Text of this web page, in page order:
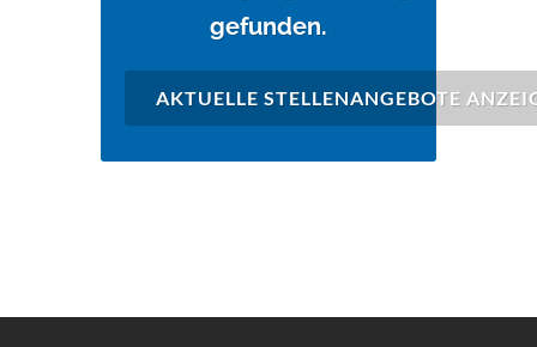
gefunden.
AKTUELLE STELLENANGEBOTE